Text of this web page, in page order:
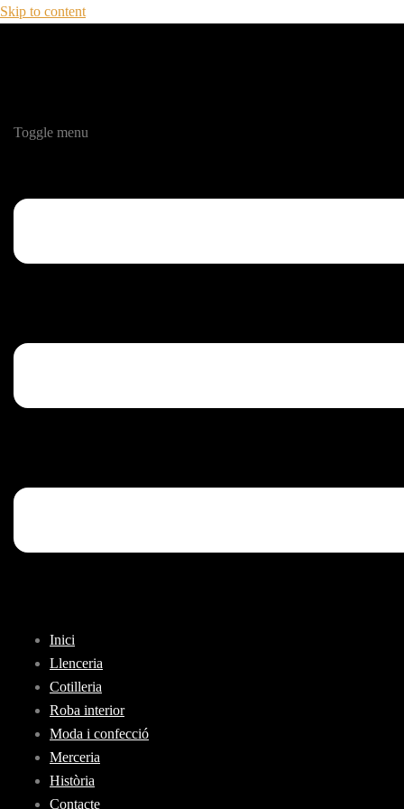
Skip to content
Toggle menu
Inici
Llenceria
Cotilleria
Roba interior
Moda i confecció
Merceria
Història
Contacte